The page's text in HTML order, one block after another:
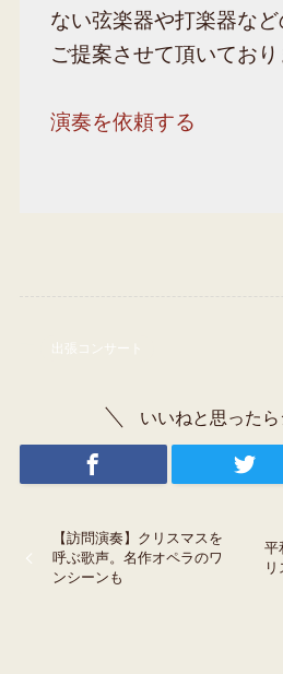
ない弦楽器や打楽器な
ご提案させて頂いており
演奏を依頼する
出張コンサート
いいねと思ったら
【訪問演奏】クリスマスを
呼ぶ歌声。名作オペラのワ
ンシーンも
平